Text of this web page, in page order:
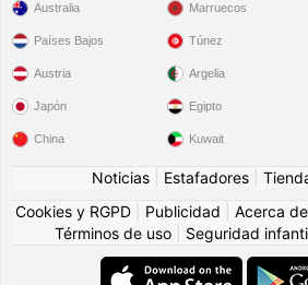
Australia
Países Bajos
Austria
Japón
China
Marruecos
Túnez
Argelia
Egipto
Kuwait
Noticias Estafadores
Cookies y RGPD
Publicidad Acerca
Términos de uso
Seguridad